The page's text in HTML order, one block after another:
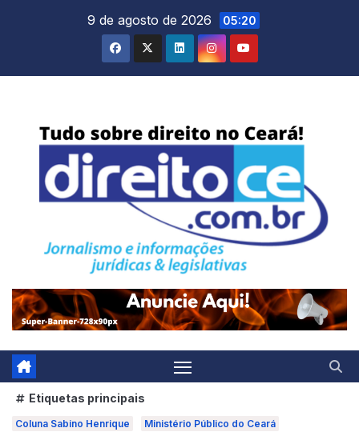
9 de agosto de 2026 05:20
Etiquetas principais
Coluna Sabino Henrique Ministério Público do Ceará